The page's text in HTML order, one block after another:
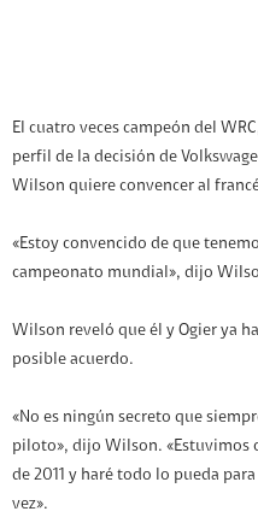
El cuatro veces campeón del
perfil de la decisión de
Wilson quiere convencer al
«Estoy convencido de que
campeonato mundial», dijo
Wilson reveló que él y Ogier ya
posible acuerdo.
«No es ningún secreto que
piloto», dijo Wilson. «Estuvimos
de 2011 y haré todo lo pueda
vez».